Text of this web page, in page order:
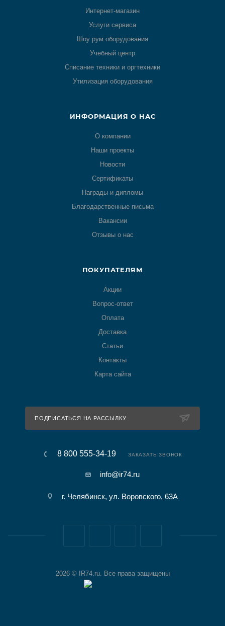
Интернет-магазин
Услуги сервиса
Шоу рум оборудования
Учебный центр
Списание техники и оргтехники
Утилизация оборудования
ИНФОРМАЦИЯ О НАС
О компании
Наши проекты
Новости
Сертификаты
Награды и дипломы
Благодарственные письма
Вакансии
Отзывы о нас
ПОКУПАТЕЛЯМ
Акции
Вопрос-ответ
Оплата
Доставка
Статьи
Контакты
Карта сайта
ПОДПИСАТЬСЯ НА РАССЫЛКУ
8 800 555-34-19 ЗАКАЗАТЬ ЗВОНОК
info@ir74.ru
г. Челябинск, ул. Воровского, 63А
2026 © IR74.ru. Все права защищены